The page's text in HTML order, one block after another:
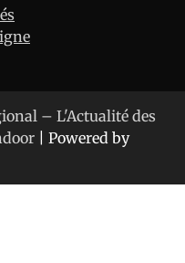
– L'Actualité des
| Powered by